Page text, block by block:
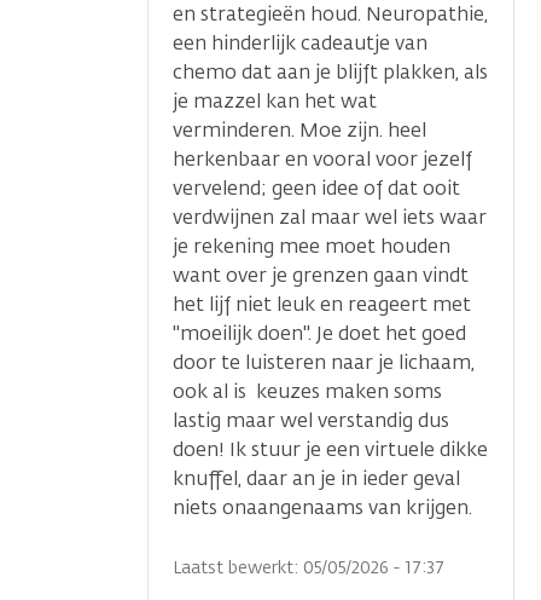
en strategieën houd. Neuropathie,
een hinderlijk cadeautje van
chemo dat aan je blijft plakken, als
je mazzel kan het wat
verminderen. Moe zijn. heel
herkenbaar en vooral voor jezelf
vervelend; geen idee of dat ooit
verdwijnen zal maar wel iets waar
je rekening mee moet houden
want over je grenzen gaan vindt
het lijf niet leuk en reageert met
"moeilijk doen". Je doet het goed
door te luisteren naar je lichaam,
ook al is keuzes maken soms
lastig maar wel verstandig dus
doen! Ik stuur je een virtuele dikke
knuffel, daar an je in ieder geval
niets onaangenaams van krijgen.
Laatst bewerkt: 05/05/2026 - 17:37